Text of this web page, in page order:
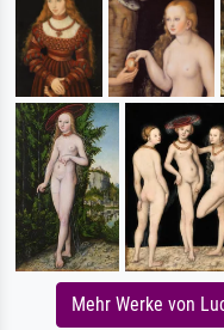
Mehr Werke von